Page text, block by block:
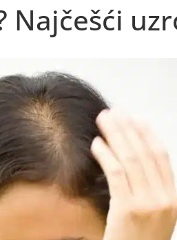
Najčešći